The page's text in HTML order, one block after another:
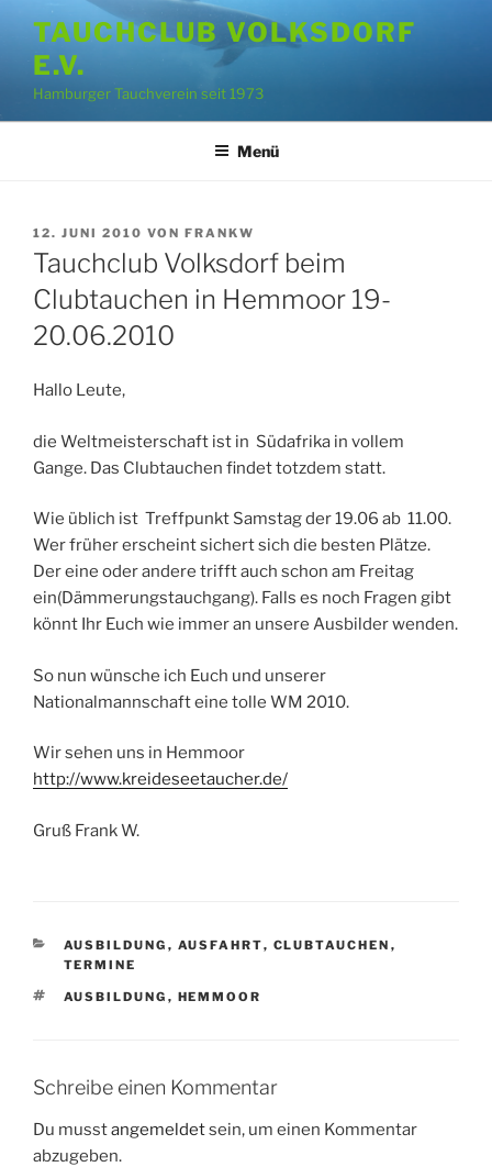
Inhalt
springen
TAUCHCLUB VOLKSDORF
E.V.
Hamburger Tauchverein seit 1973
Menü
VERÖFFENTLICHT
AM
12. JUNI 2010 VON FRANKW
Tauchclub Volksdorf beim
Clubtauchen in Hemmoor 19-
20.06.2010
Hallo Leute,
die Weltmeisterschaft ist in Südafrika in vollem
Gange. Das Clubtauchen findet totzdem statt.
Wie üblich ist Treffpunkt Samstag der 19.06 ab 11.00.
Wer früher erscheint sichert sich die besten Plätze.
Der eine oder andere trifft auch schon am Freitag
ein(Dämmerungstauchgang). Falls es noch Fragen gibt
könnt Ihr Euch wie immer an unsere Ausbilder wenden.
So nun wünsche ich Euch und unserer
Nationalmannschaft eine tolle WM 2010.
Wir sehen uns in Hemmoor
http://www.kreideseetaucher.de/
Gruß Frank W.
KATEGORIEN
AUSBILDUNG , AUSFAHRT, CLUBTAUCHEN ,
TERMINE
SCHLAGWÖRTER
AUSBILDUNG , HEMMOOR
Schreibe einen Kommentar
Du musstangemeldetsein, um einen Kommentar
abzugeben.